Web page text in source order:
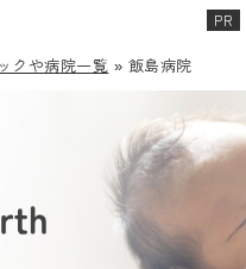
クや病院一覧 » 飯島病院